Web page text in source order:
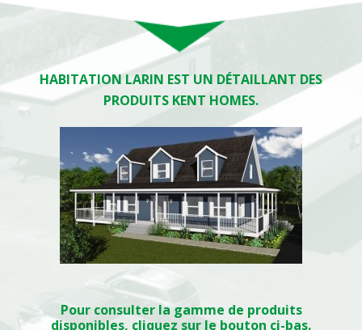
HABITATION LARIN EST UN DÉTAILLANT DES
PRODUITS KENT HOMES.
Pour consulter la gamme de produits
disponibles, cliquez sur le bouton ci-bas.